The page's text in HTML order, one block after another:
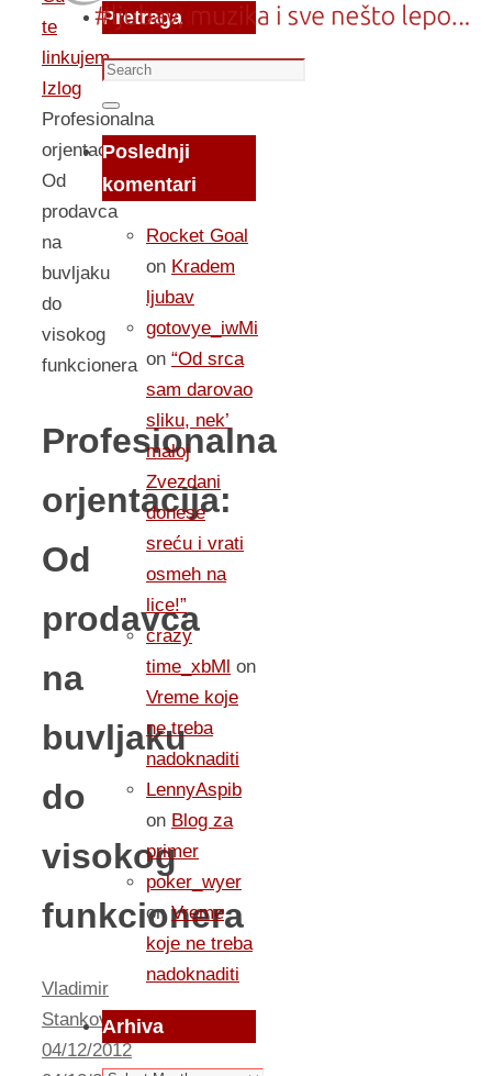
te
linkujem...
Izlog
Profesionalna
orjentacija:
Od
prodavca
na
buvljaku
do
visokog
funkcionera
Profesionalna
orjentacija:
Od
prodavca
na
buvljaku
do
visokog
funkcionera
Vladimir
Stankovic
04/12/2012
Pretraga
Search
for:
Search
Poslednji
komentari
Rocket Goal
on Kradem
ljubav
gotovye_iwMi
on “Od srca
sam darovao
sliku, nek’
maloj
Zvezdani
donese
sreću i vrati
osmeh na
lice!”
crazy
time_xbMl on
Vreme koje
ne treba
nadoknaditi
LennyAspib
on Blog za
primer
poker_wyer
onVreme
koje ne treba
nadoknaditi
Arhiva